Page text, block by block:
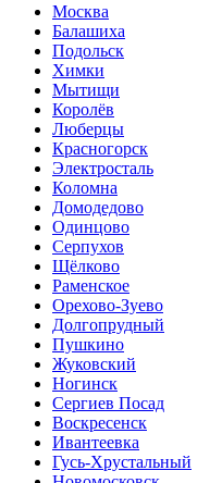
Москва
Балашиха
Подольск
Химки
Мытищи
Королёв
Люберцы
Красногорск
Электросталь
Коломна
Домодедово
Одинцово
Серпухов
Щёлково
Раменское
Орехово-Зуево
Долгопрудный
Пушкино
Жуковский
Ногинск
Сергиев Посад
Воскресенск
Ивантеевка
Гусь-Хрустальный